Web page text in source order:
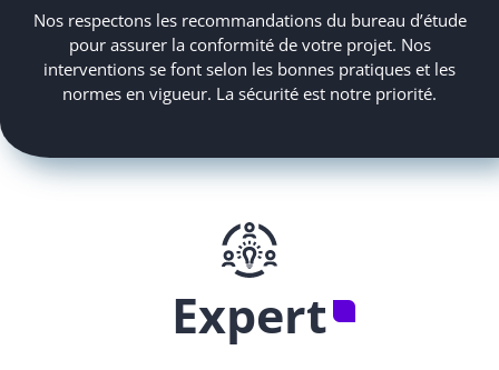
Nos respectons les recommandations du bureau d’étude
pour assurer la conformité de votre projet. Nos
interventions se font selon les bonnes pratiques et les
normes en vigueur. La sécurité est notre priorité.
Expert